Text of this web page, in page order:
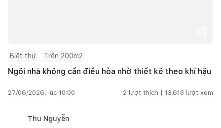
Biệt thự Trên 200m2
Ngôi nhà không cần điều hòa nhờ thiết kế theo khí hậu
27/06/2026, lúc 10:00 2 lượt thích | 13.618 lượt xem
Thu Nguyễn